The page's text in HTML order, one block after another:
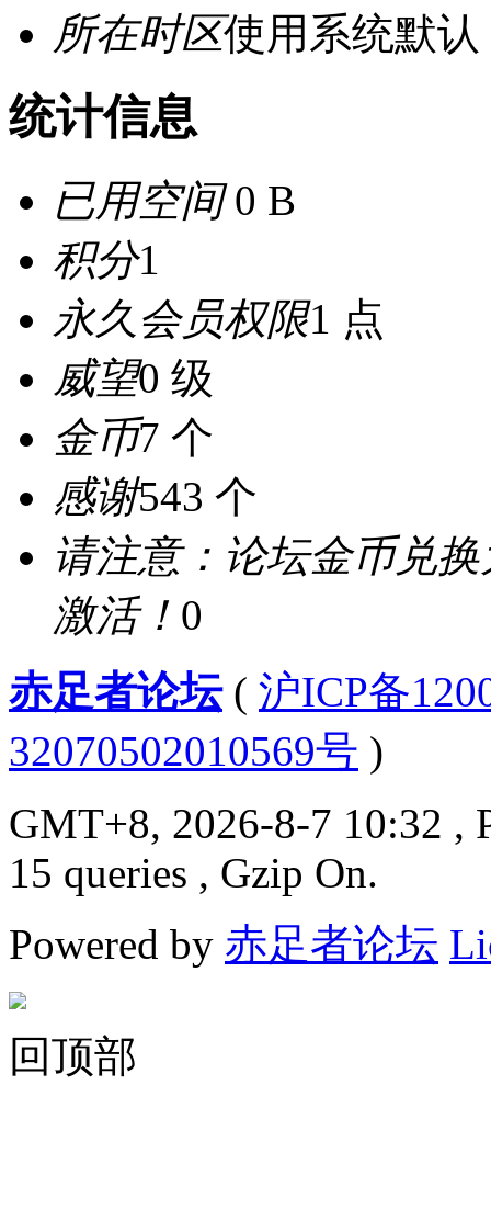
所在时区使用系统默认
统计信息
已用空间0 B
积分1
永久会员权限1 点
威望0 级
金币7 个
感谢543 个
请注意：论坛金币兑
激活！ 0
赤足者论坛( 沪ICP备
32070502010569号 )
GMT+8, 2026-8-7 10:32 ,
15 queries , Gzip On.
Powered by 赤足者论坛
回顶部